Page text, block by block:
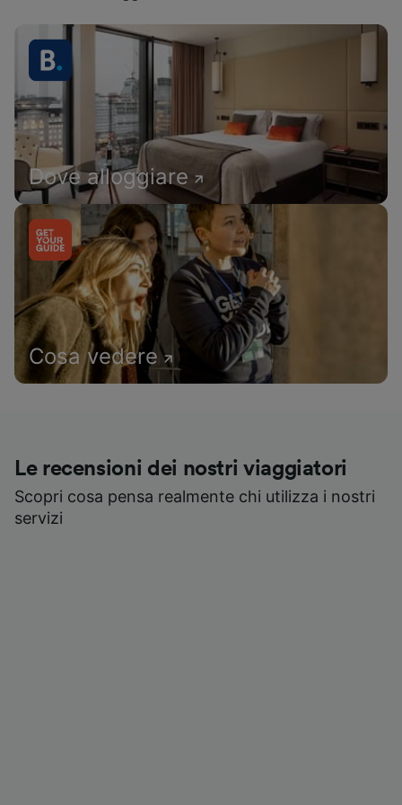
Dove alloggiare
Cosa vedere
Le recensioni dei nostri viaggiatori
Scopri cosa pensa realmente chi utilizza i nostri
servizi